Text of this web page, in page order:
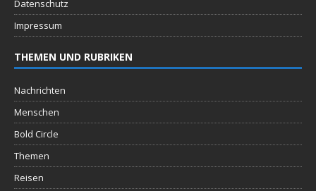
Datenschutz
Impressum
THEMEN UND RUBRIKEN
Nachrichten
Menschen
Bold Circle
Themen
Reisen